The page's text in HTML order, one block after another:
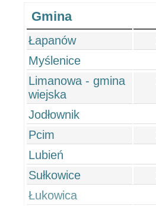
Gmina
Łapanów
Myślenice
Limanowa - gmina
wiejska
Jodłownik
Pcim
Lubień
Sułkowice
Łukowica